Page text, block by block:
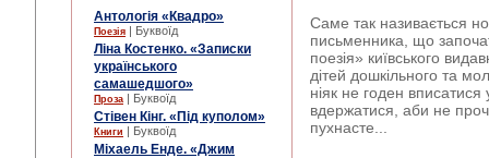
Антологія «Квадро»
Поезія | Буквоїд
Ліна Костенко. «Записки
українського
самашедшого»
Проза | Буквоїд
Стівен Кінг. «Під куполом»
Книги | Буквоїд
Міхаель Енде. «Джим
Саме так називається
письменника, що
поезія» київського
дітей дошкільного та
ніяк не годен вписатися
вдержатися, аби не
пухнасте...